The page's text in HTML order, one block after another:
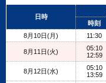
+
日時
時刻
8月10日(月)
11:30
8月11日(火)
05:10
12:59
8月12日(水)
05:10
13:59